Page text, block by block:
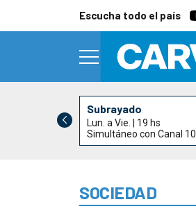
Escucha todo el país
Subrayado
Lun. a Vie. | 19 hs
Simultáneo con Canal 10
SOCIEDAD